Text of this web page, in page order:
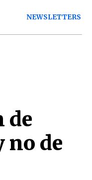
NEWSLETTERS
de
no de